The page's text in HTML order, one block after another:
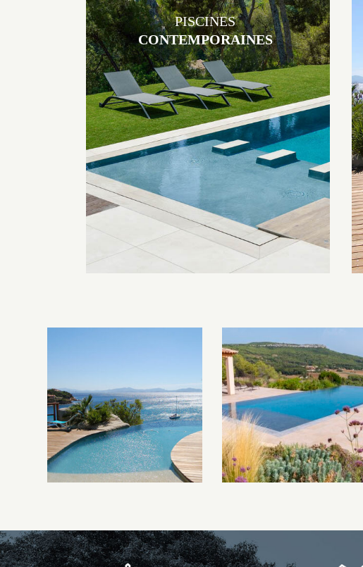
Les piscines en béton contemporaines Jacques Brens sont uniques
grâce au large choix de matériaux et de revêtements et les
nombreuses options disponibles, miroir, couloir de nage, plage
immergée, débordement.
PISCINES
CONTEMPORAINES